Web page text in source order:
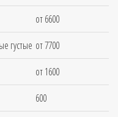
от 6600
густые от 7700
от 1600
600